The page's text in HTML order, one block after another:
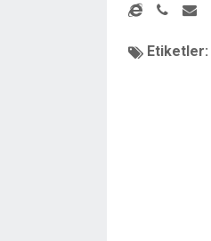
Etiketler: